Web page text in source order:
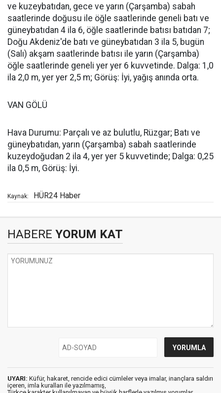
ve kuzeybatıdan, gece ve yarın (Çarşamba) sabah
saatlerinde doğusu ile öğle saatlerinde geneli batı ve
güneybatıdan 4 ila 6, öğle saatlerinde batısı batıdan 7;
Doğu Akdeniz'de batı ve güneybatıdan 3 ila 5, bugün
(Salı) akşam saatlerinde batısı ile yarın (Çarşamba)
öğle saatlerinde geneli yer yer 6 kuvvetinde. Dalga: 1,0
ila 2,0 m, yer yer 2,5 m; Görüş: İyi, yağış anında orta.
VAN GÖLÜ
Hava Durumu: Parçalı ve az bulutlu, Rüzgar; Batı ve
güneybatıdan, yarın (Çarşamba) sabah saatlerinde
kuzeydoğudan 2 ila 4, yer yer 5 kuvvetinde; Dalga: 0,25
ila 0,5 m, Görüş: İyi.
Kaynak: HÜR24 Haber
HABERE YORUM KAT
UYARI: Küfür, hakaret, rencide edici cümleler veya imalar, inançlara saldırı
içeren, imla kuralları ile yazılmamış,